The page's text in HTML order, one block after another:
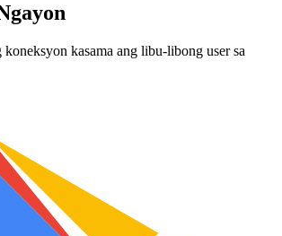
kasama ang libu-libong user sa